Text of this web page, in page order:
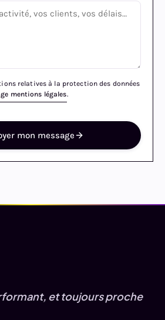
relatives à la protection des données
mentions légales.
mon message
et toujours proche